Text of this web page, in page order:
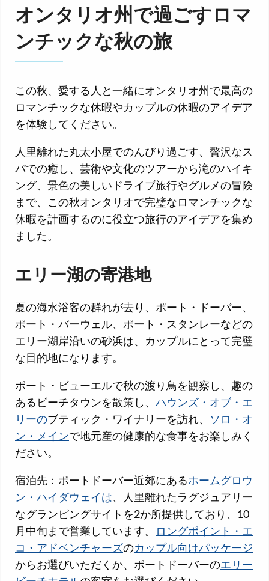
オンタリオ州で過ごすロマ
ンチックな秋の旅
この秋、愛する人と一緒にオンタリオ州で最高の
ロマンチックな休暇やカップルの休暇のアイデア
を体験してください。
人里離れた丸太小屋でのんびり過ごす、贅沢なス
パでの癒し、芸術や文化のツアーから滝のハイキ
ング、景色の美しいドライブ旅行やグルメの冒険
まで、この秋オンタリオで完璧なロマンチックな
休暇を計画するのに役立つ旅行のアイデアを集め
ました。
エリー湖の寄港地
夏の海水浴客の群れが去り、ポート・ドーバー、
ポート・バーウェル、ポート・スタンレーなどの
エリー湖岸沿いの砂浜は、カップルにとって完璧
な目的地になります。
ポート・ビューエルで秋の渡り鳥を観察し、趣の
あるビーチタウンを散策し、 ハウンズ・オブ・エ
リーのブティック・ワイナリーを訪れ、 ソロ・オ
ン・メインで地元産の健康的な食事をお楽しみく
ださい。
宿泊先：ポートドーバー近郊にあるホームグロウ
ン・ハイダウェイは、人里離れたラグジュアリー
なグランピングサイトを2か所提供しており、10
月中旬まで営業しています。
ロングポイント・エ
コ・アドベンチャーズのカップル向けパッケージ
からお選びいただくか、ポートドーバーのエリー